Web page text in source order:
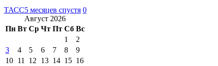
ТАСС5 месяцев спустя 0
Август 2026
Пн Вт Ср Чт Пт Сб Вс
1
2
3
4 5 6 7 8
9
10 11 12 13 14 15 16